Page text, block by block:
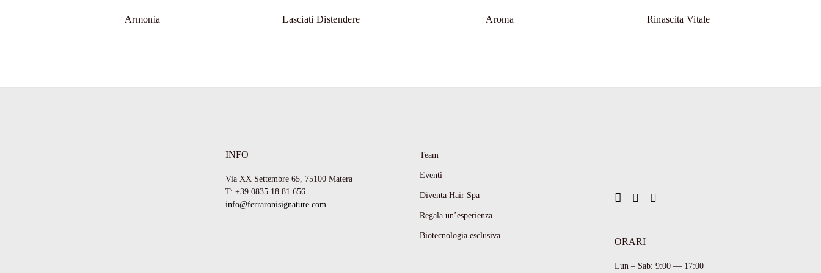
chi desidera prendersi cura di sé in modo profondo e rigenerante.
Armonia Lasciati Distendere Aroma Rinascita Vitale
INFO
Via XX Settembre 65, 75100 Matera
T: +39 0835 18 81 656
info@ferraronisignature.com
Team
Eventi
Diventa Hair Spa
Regala un’esperienza
Biotecnologia esclusiva
ORARI
Lun – Sab: 9:00 — 17:00